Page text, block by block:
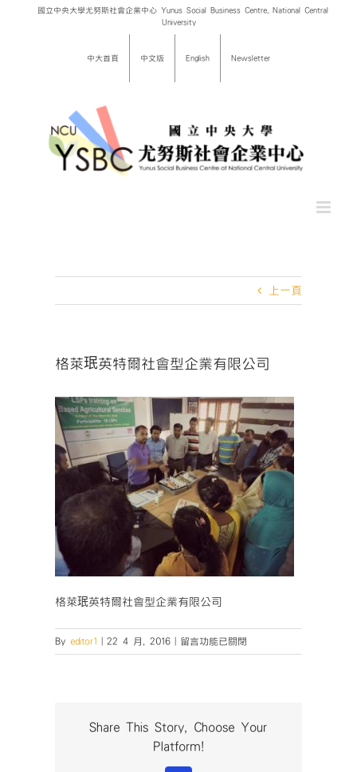
國立中央大學尤努斯社會企業中心 Yunus Social Business Centre, National Central
University
中大首頁 中文版 English Newsletter
上一頁
格萊珉英特爾社會型企業有限公司
格萊珉英特爾社會型企業有限公司
By editor1 22 4 月, 2016
在
〈格
特
留言功能已關閉
Share This Story, Choose Your
Platform!